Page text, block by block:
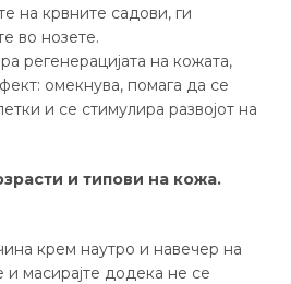
на крвните садови, ги
во нозете.
регенерацијата на кожата,
омекнува, помага да се
и се стимулира развојот на
и типови на кожа.
крем наутро и навечер на
и масирајте додека не се